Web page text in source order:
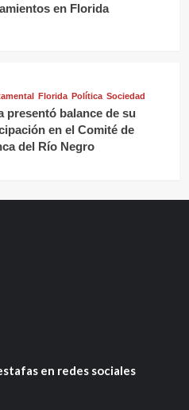
en Florida
Florida Política Sociedad
presentó balance de su
en el Comité de
del Río Negro
en redes sociales